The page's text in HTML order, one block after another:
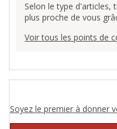
Selon le type d'articles,
plus proche de vous
Voir tous les points de
Soyez le premier à donner